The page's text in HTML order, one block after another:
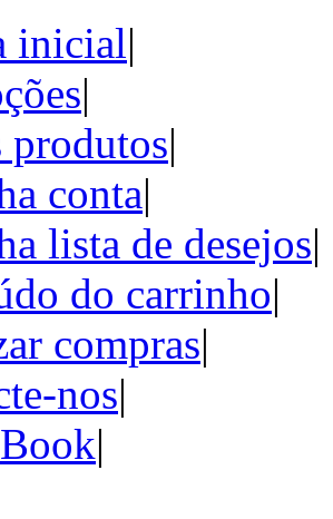
inicial|
|
produtos|
conta|
lista de desejos|
do carrinho|
compras|
nos|
|